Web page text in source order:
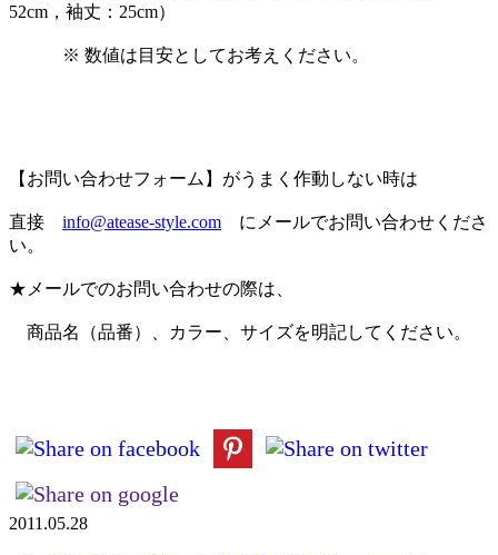
52cm，袖丈：25cm）
※ 数値は目安としてお考えください。
【お問い合わせフォーム】がうまく作動しない時は
直接 info@atease-style.com にメールでお問い合わせくださ
い。
★メールでのお問い合わせの際は、
商品名（品番）、カラー、サイズを明記してください。
2011.05.28